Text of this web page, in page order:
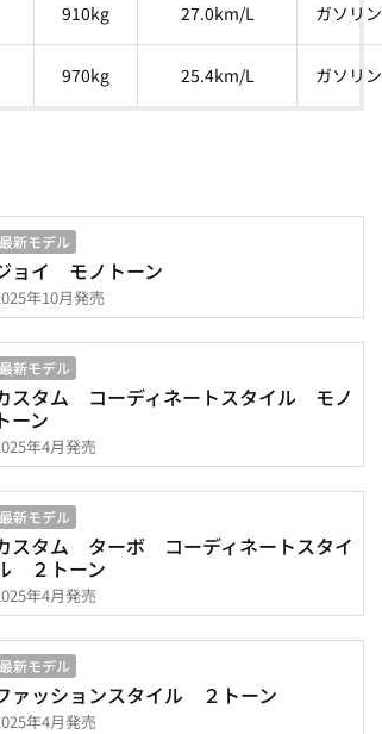
910kg 27.0km/L ガソリン
970kg 25.4km/L ガソリン
最新モデル
ョイ モノトーン
年10月発売
最新モデル
スタム コーディネートスタイル モノ
トーン
年4月発売
最新モデル
スタム ターボ コーディネートスタイ
２トーン
年4月発売
最新モデル
ァッションスタイル ２トーン
年4月発売